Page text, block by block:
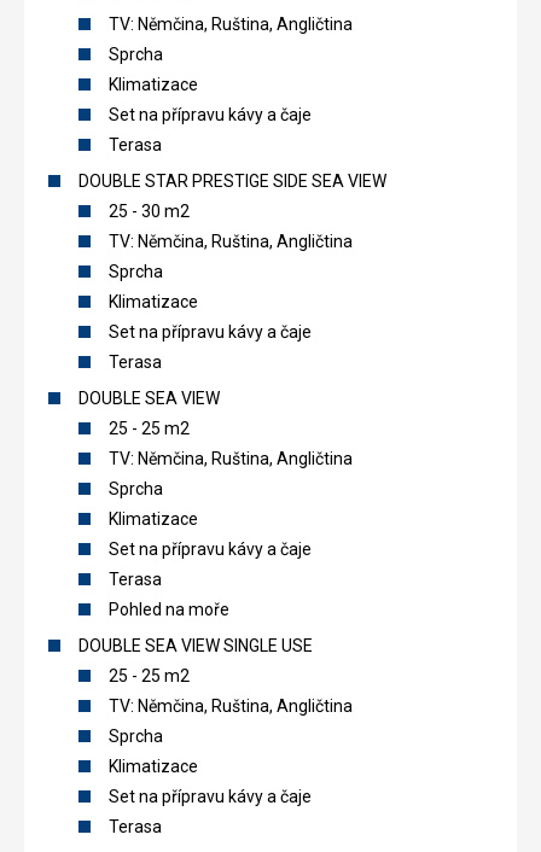
TV: Němčina, Ruština, Angličtina
Sprcha
Klimatizace
Set na přípravu kávy a čaje
Terasa
DOUBLE STAR PRESTIGE SIDE SEA VIEW
25 - 30 m2
TV: Němčina, Ruština, Angličtina
Sprcha
Klimatizace
Set na přípravu kávy a čaje
Terasa
DOUBLE SEA VIEW
25 - 25 m2
TV: Němčina, Ruština, Angličtina
Sprcha
Klimatizace
Set na přípravu kávy a čaje
Terasa
Pohled na moře
DOUBLE SEA VIEW SINGLE USE
25 - 25 m2
TV: Němčina, Ruština, Angličtina
Sprcha
Klimatizace
Set na přípravu kávy a čaje
Terasa